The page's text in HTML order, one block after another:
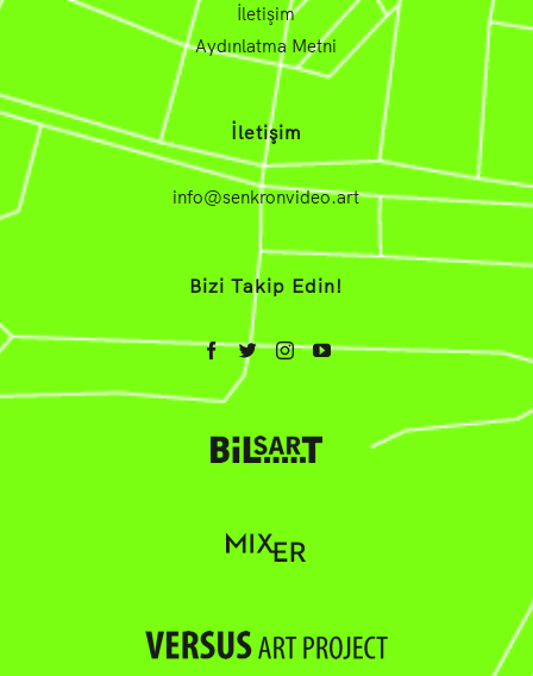
İletişim
Aydınlatma Metni
İletişim
info@senkronvideo.art
Bizi Takip Edin!